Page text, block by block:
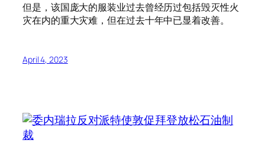
但是，该国庞大的服装业过去曾经历过包括毁灭性火
灾在内的重大灾难，但在过去十年中已显着改善。
April 4, 2023